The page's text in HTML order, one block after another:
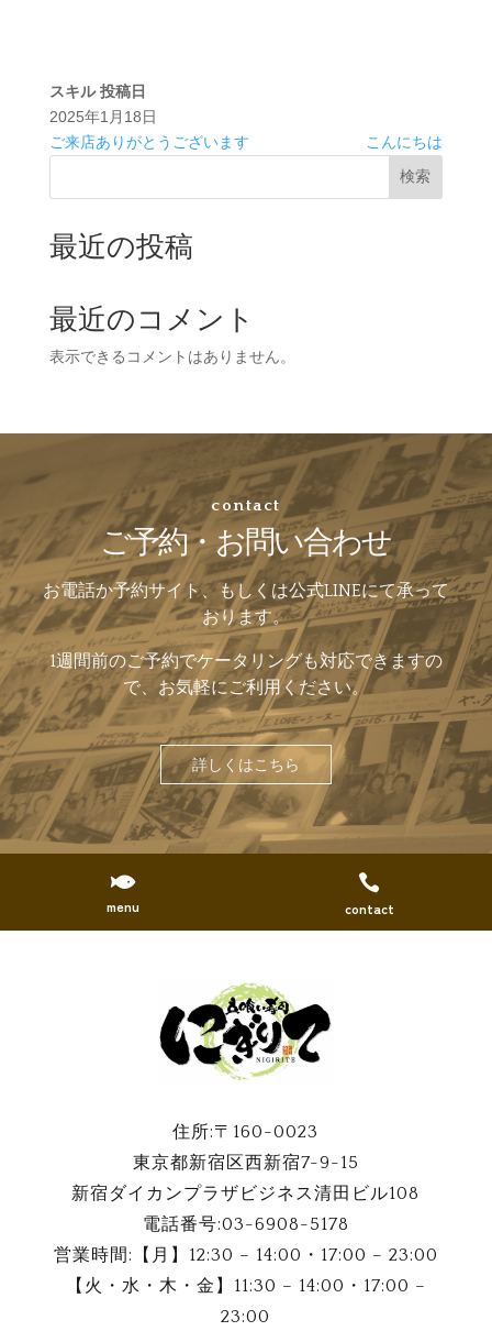
スキル 投稿日
2025年1月18日
ご来店ありがとうございます
こんにちは
検索
最近の投稿
最近のコメント
表示できるコメントはありません。
contact
ご予約・お問い合わせ
お電話か予約サイト、もしくは公式LINEにて承って
おります。
1週間前のご予約でケータリングも対応できますの
で、お気軽にご利用ください。
詳しくはこちら

menu

contact
住所:〒160-0023
東京都新宿区西新宿7-9-15
新宿ダイカンプラザビジネス清田ビル108
電話番号:03-6908-5178
営業時間:【月】12:30 – 14:00・17:00 – 23:00
【火・水・木・金】11:30 – 14:00・17:00 –
23:00